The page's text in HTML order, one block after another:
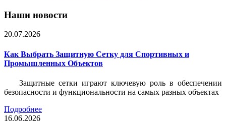
Наши новости
20.07.2026
Как Выбрать Защитную Сетку для Спортивных и
Промышленных Объектов
Защитные сетки играют ключевую роль в обеспечении
безопасности и функциональности на самых разных объектах
Подробнее
16.06.2026